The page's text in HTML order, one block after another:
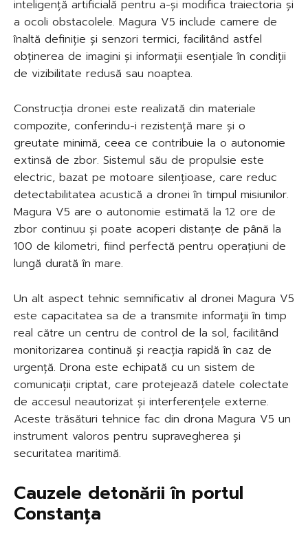
inteligență artificială pentru a-și modifica traiectoria și
a ocoli obstacolele. Magura V5 include camere de
înaltă definiție și senzori termici, facilitând astfel
obținerea de imagini și informații esențiale în condiții
de vizibilitate redusă sau noaptea.
Construcția dronei este realizată din materiale
compozite, conferindu-i rezistență mare și o
greutate minimă, ceea ce contribuie la o autonomie
extinsă de zbor. Sistemul său de propulsie este
electric, bazat pe motoare silențioase, care reduc
detectabilitatea acustică a dronei în timpul misiunilor.
Magura V5 are o autonomie estimată la 12 ore de
zbor continuu și poate acoperi distanțe de până la
100 de kilometri, fiind perfectă pentru operațiuni de
lungă durată în mare.
Un alt aspect tehnic semnificativ al dronei Magura V5
este capacitatea sa de a transmite informații în timp
real către un centru de control de la sol, facilitând
monitorizarea continuă și reacția rapidă în caz de
urgență. Drona este echipată cu un sistem de
comunicații criptat, care protejează datele colectate
de accesul neautorizat și interferențele externe.
Aceste trăsături tehnice fac din drona Magura V5 un
instrument valoros pentru supravegherea și
securitatea maritimă.
Cauzele detonării în portul
Constanța